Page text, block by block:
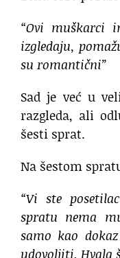
“Ovi muškarci
izgledaju,
su romantični”
Sad je već u
razgleda, ali
šesti sprat.
Na šestom
“Vi ste
spratu nema
samo kao
udovoljiti. Hvala